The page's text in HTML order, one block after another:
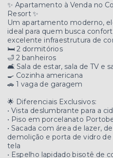
✨ Apartamento à Venda no
Resort ✨
Um apartamento moderno,
ideal para quem busca
excelente infraestrutura de
🛏️ 2 dormitórios
🛁 2 banheiros
🛋️ Sala de estar, sala de TV e
🍳 Cozinha americana
🚗 1 vaga de garagem
🌟 Diferenciais Exclusivos:
• Vista deslumbrante para a
• Piso em porcelanato
• Sacada com área de lazer,
demolição e porta de vidro
tela
• Espelho lapidado bisotê de